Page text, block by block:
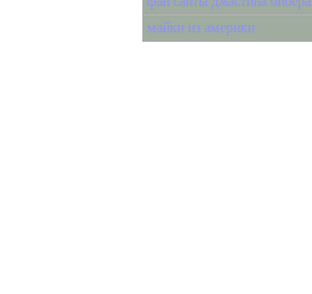
майки из америки